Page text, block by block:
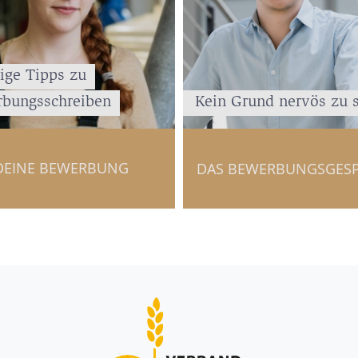
Tipps zu
BEWERBUNG
Kein Grund nervös zu
DAS